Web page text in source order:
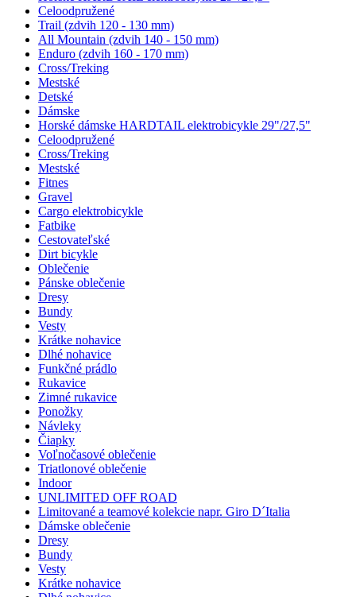
Celoodpružené
Trail (zdvih 120 - 130 mm)
All Mountain (zdvih 140 - 150 mm)
Enduro (zdvih 160 - 170 mm)
Cross/Treking
Mestské
Detské
Dámske
Horské dámske HARDTAIL elektrobicykle 29"/27,5"
Celoodpružené
Cross/Treking
Mestské
Fitnes
Gravel
Cargo elektrobicykle
Fatbike
Cestovateľské
Dirt bicykle
Oblečenie
Pánske oblečenie
Dresy
Bundy
Vesty
Krátke nohavice
Dlhé nohavice
Funkčné prádlo
Rukavice
Zimné rukavice
Ponožky
Návleky
Čiapky
Voľnočasové oblečenie
Triatlonové oblečenie
Indoor
UNLIMITED OFF ROAD
Limitované a teamové kolekcie napr. Giro D´Italia
Dámske oblečenie
Dresy
Bundy
Vesty
Krátke nohavice